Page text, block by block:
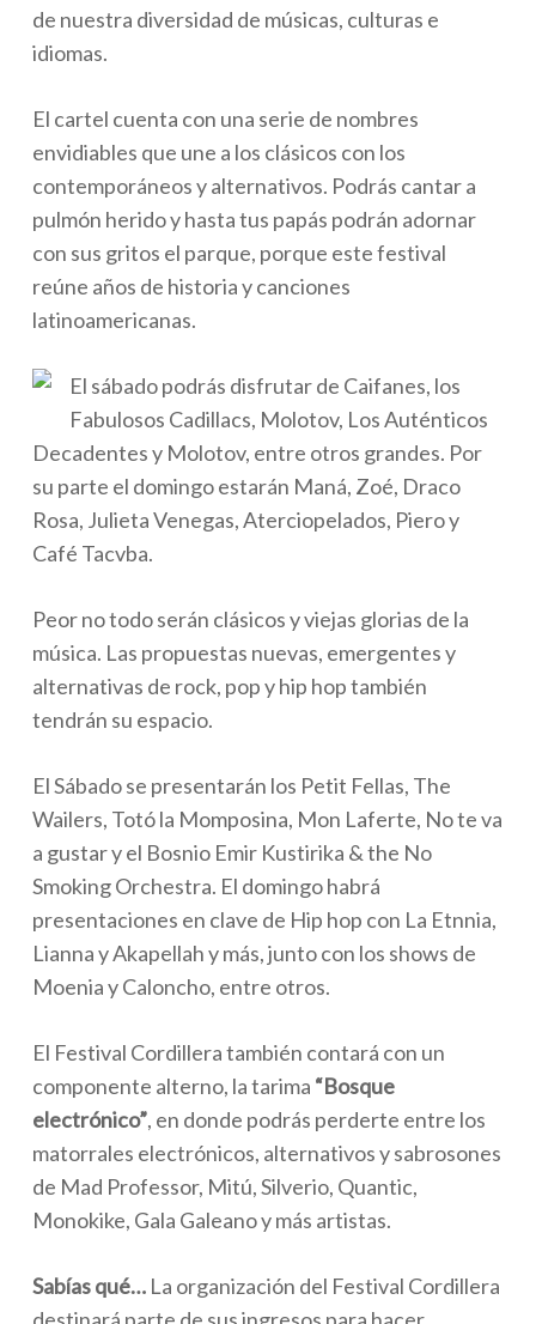
de nuestra diversidad de músicas, culturas e
idiomas.
El cartel cuenta con una serie de nombres
envidiables que une a los clásicos con los
contemporáneos y alternativos. Podrás cantar a
pulmón herido y hasta tus papás podrán adornar
con sus gritos el parque, porque este festival
reúne años de historia y canciones
latinoamericanas.
El sábado podrás disfrutar de Caifanes, los
Fabulosos Cadillacs, Molotov, Los Auténticos
Decadentes y Molotov, entre otros grandes. Por
su parte el domingo estarán Maná, Zoé, Draco
Rosa, Julieta Venegas, Aterciopelados, Piero y
Café Tacvba.
Peor no todo serán clásicos y viejas glorias de la
música. Las propuestas nuevas, emergentes y
alternativas de rock, pop y hip hop también
tendrán su espacio.
El Sábado se presentarán los Petit Fellas, The
Wailers, Totó la Momposina, Mon Laferte, No te va
a gustar y el Bosnio Emir Kustirika & the No
Smoking Orchestra. El domingo habrá
presentaciones en clave de Hip hop con La Etnnia,
Lianna y Akapellah y más, junto con los shows de
Moenia y Caloncho, entre otros.
El Festival Cordillera también contará con un
componente alterno, la tarima “Bosque
electrónico”, en donde podrás perderte entre los
matorrales electrónicos, alternativos y sabrosones
de Mad Professor, Mitú, Silverio, Quantic,
Monokike, Gala Galeano y más artistas.
Sabías qué…La organización del Festival Cordillera